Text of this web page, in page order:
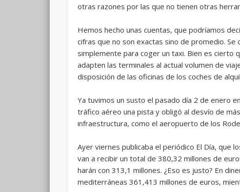
otras razones por las que no tienen otras
Hemos hecho unas cuentas, que podríamos
cifras que no son exactas sino de promedio.
simplemente para coger un taxi. Bien es cierto
adapten las terminales al actual volumen de
disposición de las oficinas de los coches de
Ya tuvimos un susto el pasado día 2 de enero
tráfico aéreo una pista y obligó al desvío de
infraestructura, como el aeropuerto de los
Ayer viernes publicaba el periódico El Día, que
van a recibir un total de 380,32 millones de
harán con 313,1 millones. ¿Eso es justo? En
mediterráneas 361,413 millones de euros,